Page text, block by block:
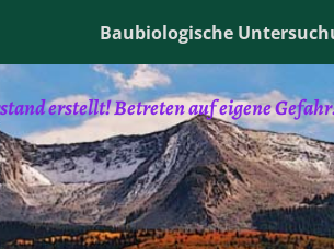
Baubiologische
erstellt! Betreten auf eigene
Angebote nutzen und weiter
ändern. Datenschutzerklärung